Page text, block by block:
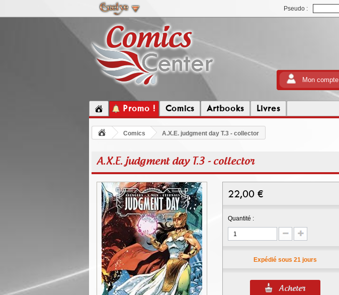
Pseudo :
Mon compte
Promo ! Comics Artbooks Livres
Comics A.X.E. judgment day T.3 - collector
A.X.E. judgment day T.3 - collector
22,00 €
Quantité :
Expédié sous 21 jours